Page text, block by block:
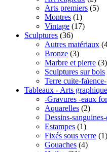
Arts premiers (5)
Montres (1)
Vintage (17)
Sculptures (36)
Autres matériaux
Bronze (3)
Marbre et pierre (3)
Sculptures sur bois
Terre cuite-
Tableaux - Arts
-Gravures -eaux
Aquarelles (2)
Dessins-
Estampes (1)
Fixés sous verre (1)
Gouaches (4)